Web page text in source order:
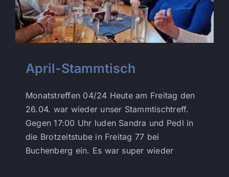
April-Stammtisch
Monatstreffen 04/24 Heute am Freitag den
26.04. war wieder unser Stammtischtreff.
Gegen 17:00 Uhr luden Sandra und Pedl in
die Brotzeitstube in Freitag 77 bei
Buchenberg ein. Es war super wieder